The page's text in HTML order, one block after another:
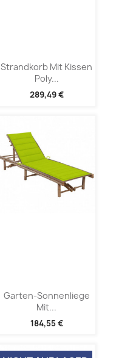
Strandkorb Mit Kissen
Poly...
289,49 €
Garten-Sonnenliege
Mit...
184,55 €